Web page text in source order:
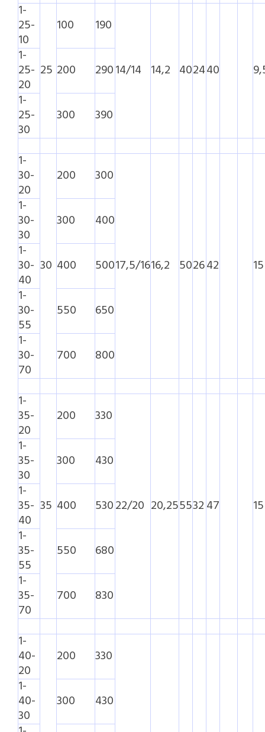
1-
25-
10
25
100 190
14/14 14,2 402440
1-
25-
20
200
290
1-
25-
30
300 390
1-
30-
20
30
200 300
17,5/1616,2 502642 15
1-
30-
30
300
400
1-
30-
40
400
500
1-
30-
55
550
650
1-
30-
70
700 800
1-
35-
20
35
200 330
22/20 20,25553247 15
1-
35-
30
300
430
1-
35-
40
400
530
1-
35-
55
550
680
1-
35-
70
700 830
1-
40-
20
200
330
1-
40-
30
300
430